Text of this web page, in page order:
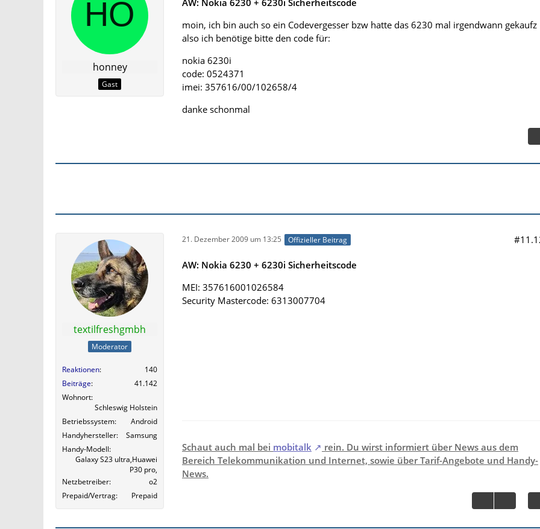
honney
Gast
moin, ich bin auch so ein Codevergesser bzw hatte das 6230 mal irgendwann gekaufz
also ich benötige bitte den code für:
nokia 6230i
code: 0524371
imei: 357616/00/102658/4
danke schonmal
textilfreshgmbh
Moderator
Reaktionen
140
Beiträge
41.142
Wohnort
Schleswig Holstein
Betriebssystem
Android
Handyhersteller
Samsung
Handy-Modell
Galaxy S23 ultra,Huawei
P30 pro,
Netzbetreiber
o2
Prepaid/Vertrag
Prepaid
21. Dezember 2009 um 13:25 Offizieller Beitrag
AW: Nokia 6230 + 6230i Sicherheitscode
MEI: 357616001026584
Security Mastercode: 6313007704
Schaut auch mal bei mobitalk
rein. Du wirst informiert über News aus dem
Bereich Telekommunikation und Internet, sowie über Tarif-Angebote und Handy-
News.